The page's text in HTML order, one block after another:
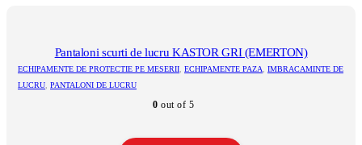
variații.
Opțiunile
pot
Pantaloni scurti de lucru KASTOR GRI (EMERTON)
ECHIPAMENTE DE PROTECTIE PE MESERII, ECHIPAMENTE PAZA, IMBRACAMINTE DE
LUCRU, PANTALONI DE LUCRU
0 out of 5